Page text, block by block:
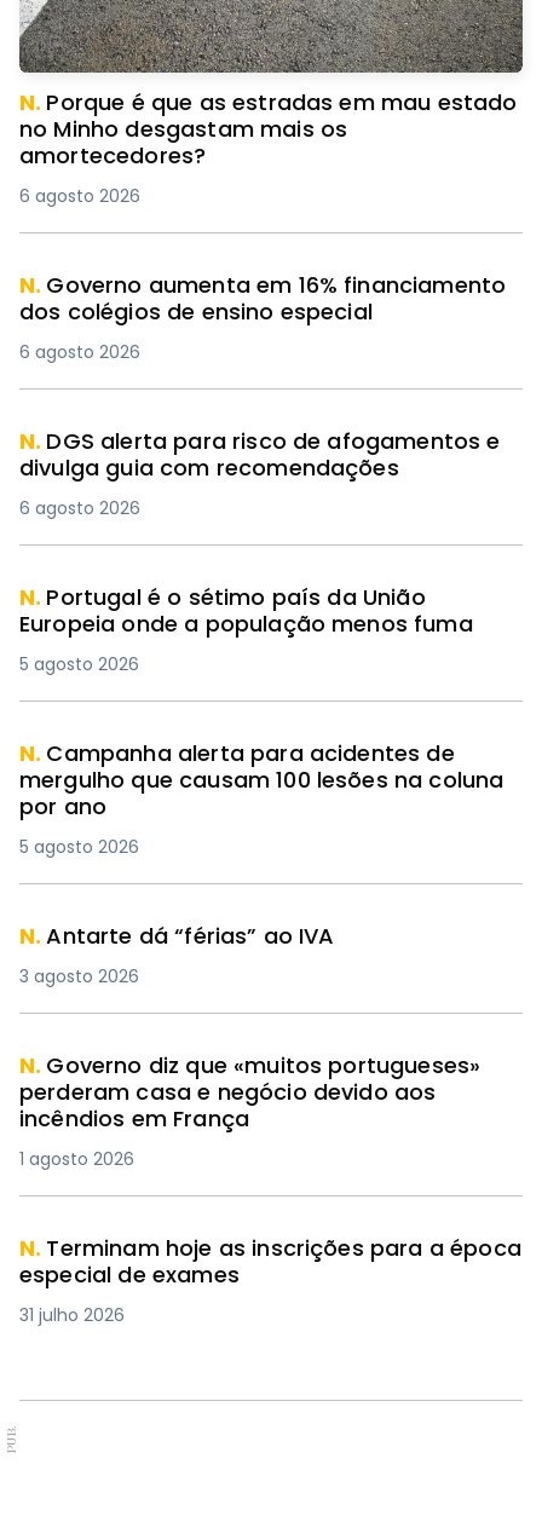
N. Porque é que as estradas em mau estado
no Minho desgastam mais os
amortecedores?
6 agosto 2026
N. Governo aumenta em 16% financiamento
dos colégios de ensino especial
6 agosto 2026
N. DGS alerta para risco de afogamentos e
divulga guia com recomendações
6 agosto 2026
N. Portugal é o sétimo país da União
Europeia onde a população menos fuma
5 agosto 2026
N. Campanha alerta para acidentes de
mergulho que causam 100 lesões na coluna
por ano
5 agosto 2026
N.Antarte dá “férias” ao IVA
3 agosto 2026
N. Governo diz que «muitos portugueses»
perderam casa e negócio devido aos
incêndios em França
1 agosto 2026
N. Terminam hoje as inscrições para a época
especial de exames
31 julho 2026
PUB.